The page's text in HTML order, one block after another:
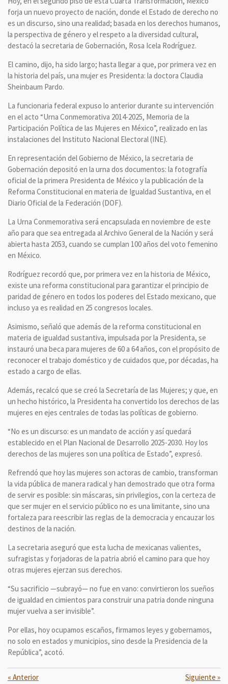
forja un nuevo proyecto de nación, donde el Estado de derecho no
es un discurso, sino una realidad; basada en los derechos humanos,
la perspectiva de género y el respeto a la diversidad cultural,
destacó la secretaria de Gobernación, Rosa Icela Rodríguez.
El camino, dijo, ha sido largo; hasta llegar a que, por primera vez en
la historia del país, una mujer es Presidenta: la doctora Claudia
Sheinbaum Pardo.
La funcionaria federal expuso lo anterior durante su intervención
en el acto “Urna Conmemorativa 2014-2025, Memoria de la
Participación Política de las Mujeres en México”, realizado en las
instalaciones del Instituto Nacional Electoral (INE).
En representación del Gobierno de México, la secretaria de
Gobernación depositó en la urna dos documentos: la fotografía
oficial de la primera Presidenta de México y la publicación de la
Reforma Constitucional en materia de Igualdad Sustantiva, en el
Diario Oficial de la Federación (DOF).
La Urna Conmemorativa será encapsulada en noviembre de este
año para que sea entregada al Archivo General de la Nación y será
abierta hasta 2053, cuando se cumplan 100 años del voto femenino
en México.
Rodríguez recordó que, por primera vez en la historia de México,
existe una reforma constitucional para garantizar el principio de
paridad de género en todos los poderes del Estado mexicano, que
incluso ya es realidad en 25 congresos locales.
Asimismo, señaló que además de la reforma constitucional en
materia de igualdad sustantiva, impulsada por la Presidenta, se
instauró una beca para mujeres de 60 a 64 años, con el propósito de
reconocer el trabajo doméstico y de cuidados que, por décadas, ha
estado a cargo de ellas.
Además, recalcó que se creó la Secretaría de las Mujeres; y que, en
un hecho histórico, la Presidenta ha convertido los derechos de las
mujeres en ejes centrales de todas las políticas de gobierno.
“No es un discurso: es un mandato de acción y así quedará
establecido en el Plan Nacional de Desarrollo 2025-2030. Hoy los
derechos de las mujeres son una política de Estado”, expresó.
Refrendó que hoy las mujeres son actoras de cambio, transforman
la vida pública de manera radical y han demostrado que otra forma
de servir es posible: sin máscaras, sin privilegios, con la certeza de
que ser mujer en el servicio público no es una limitante, sino una
fortaleza para reescribir las reglas de la democracia y encauzar los
destinos de la nación.
La secretaria aseguró que esta lucha de mexicanas valientes,
sufragistas y forjadoras de la patria abrió el camino para que hoy
otras mujeres ejerzan sus derechos.
“Su sacrificio —subrayó— no fue en vano: convirtieron los sueños
de igualdad en cimientos para construir una patria donde ninguna
mujer vuelva a ser invisible”.
Por ellas, hoy ocupamos escaños, firmamos leyes y gobernamos,
no solo en estados y municipios, sino desde la Presidencia de la
República”, acotó.
« Anterior Siguiente »